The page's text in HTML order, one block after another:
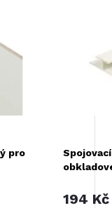
pro
194 Kč